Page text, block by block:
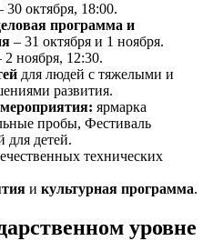
30 октября, 18:00.
программа и
– 31 октября и 1 ноября.
2 ноября, 12:30.
для людей с тяжелыми и
развития.
ярмарка
пробы, Фестиваль
для детей.
технических
и культурная программа.
уровне